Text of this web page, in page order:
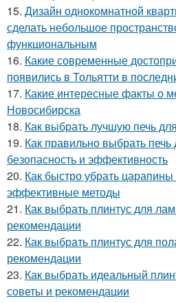
15. Дизайн однокомнатной
сделать небольшое
функциональным
16. Какие современные
появились в Тольятти в
17. Какие интересные факты о
Новосибирска
18. Как выбрать лучшую печь
19. Как правильно выбрать печь
безопасность и эффективность
20. Как быстро убрать царапины
эффективные методы
21. Как выбрать плинтус для
рекомендации
22. Как выбрать плинтус для
рекомендации
23. Как выбрать идеальный
советы и рекомендации